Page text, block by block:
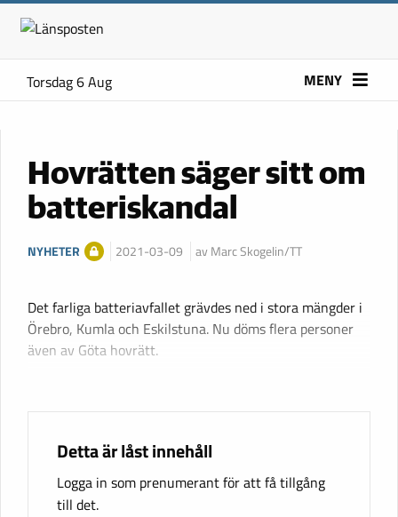
Torsdag 6 Aug MENY
Hovrätten säger sitt om
batteriskandal
NYHETER 2021-03-09 av Marc Skogelin/TT
Det farliga batteriavfallet grävdes ned i stora mängder i
Örebro, Kumla och Eskilstuna. Nu döms flera personer
även av Göta hovrätt.
Detta är låst innehåll
Logga in som prenumerant för att få tillgång
till det.